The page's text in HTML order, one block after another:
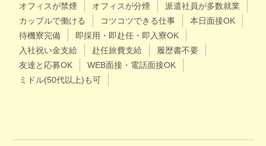
オフィスが禁煙
オフィスが分煙
派遣社員が多数就業
カップルで働ける
コツコツできる仕事
本日面接OK
待機寮完備
即採用・即赴任・即入寮OK
入社祝い金支給
赴任旅費支給
履歴書不要
友達と応募OK
WEB面接・電話面接OK
ミドル(50代以上)も可